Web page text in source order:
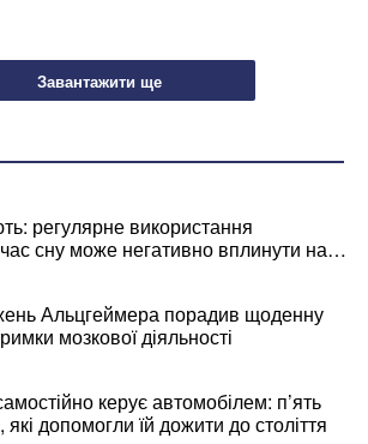
Завантажити ще
регулярне використання
сну може негативно вплинути на
Альцгеймера порадив щоденну
мозкової діяльності
керує автомобілем: п’ять
які допомогли їй дожити до століття